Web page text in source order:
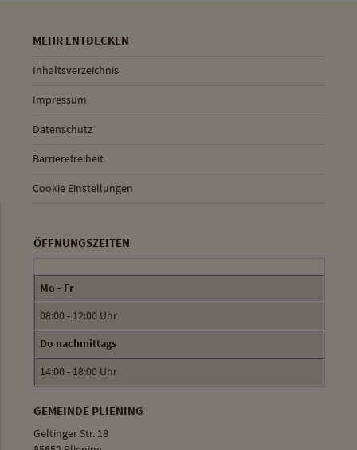
MEHR ENTDECKEN
Inhaltsverzeichnis
Impressum
Datenschutz
Barrierefreiheit
Cookie Einstellungen
ÖFFNUNGSZEITEN
Mo - Fr
08:00 - 12:00 Uhr
Do nachmittags
14:00 - 18:00 Uhr
GEMEINDE PLIENING
Geltinger Str. 18